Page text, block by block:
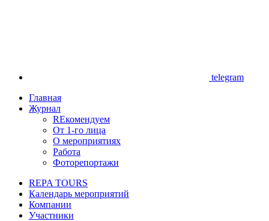
telegram
Главная
Журнал
REкомендуем
От 1-го лица
О мероприятиях
Работа
Фоторепортажи
REPA TOURS
Календарь мероприятий
Компании
Участники